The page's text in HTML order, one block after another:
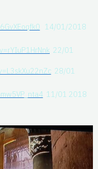
14/01/2018
22/01
28/01
11/01 2018